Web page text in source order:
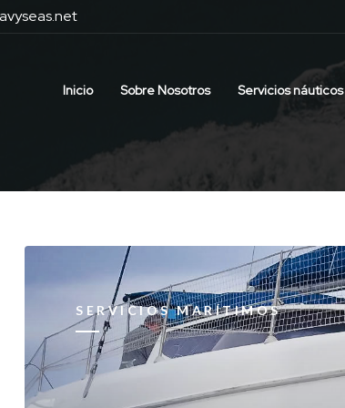
Inicio Sobre Nosotros Servicios náuticos
SERVICIOS MARÍTIMOS